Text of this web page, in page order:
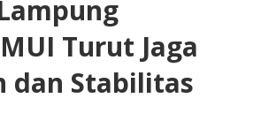
MUI
Jaga
Kerukunan
Stabilitas
Turut Jaga
dan Stabilitas